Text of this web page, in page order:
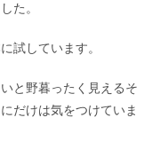
た。
試しています。
と野暮ったく見えるそ
だけは気をつけていま